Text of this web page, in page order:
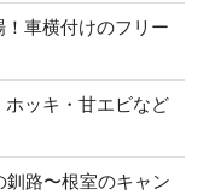
車横付けのフリー
ッキ・甘エビなど
路〜根室のキャン